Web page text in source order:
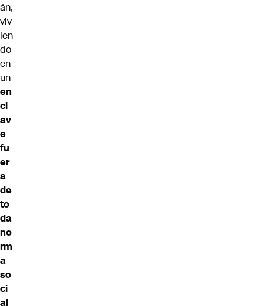
án,
viv
ien
do
en
un
en
cl
av
e
fu
er
a
de
to
da
no
rm
a
so
ci
al